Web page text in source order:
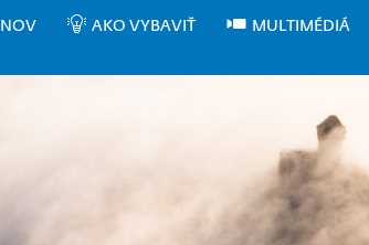
AKO VYBAVIŤ MULTIMÉDIÁ